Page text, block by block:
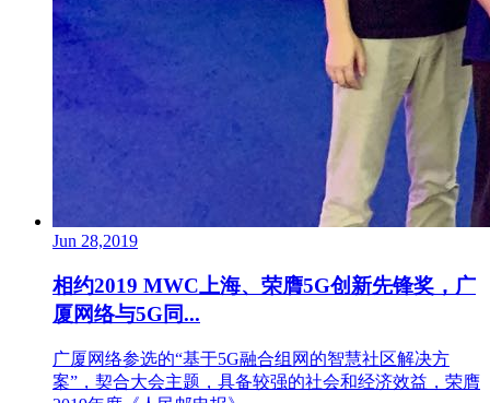
Jun 28,2019
相约2019 MWC上海、荣膺5G创新先锋奖，广
厦网络与5G同...
​广厦网络参选的“基于5G融合组网的智慧社区解决方
案”，契合大会主题，具备较强的社会和经济效益，荣膺